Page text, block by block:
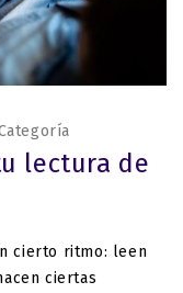
lectura de
cierto ritmo: leen
ciertas